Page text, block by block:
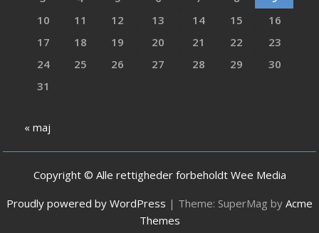
10
11 12 13 14 15
16
17
18 19 20 21 22
23
24
25 26 27 28 29
30
31
« maj
Copyright © Alle rettigheder forbeholdt Wee Media
Proudly powered by WordPress | Theme: SuperMag by Acme
Themes